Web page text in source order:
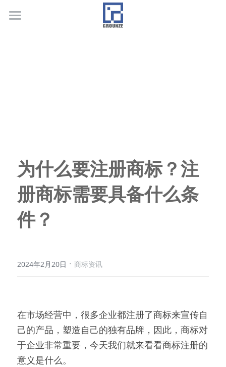
行业新闻
为什么要注册商标？注
册商标需要具备什么条
件？
2024年2月20日 · 商标资讯
在市场经营中，很多企业都注册了商标来宣传自
己的产品，塑造自己的独有品牌，因此，商标对
于企业非常重要，今天我们就来看看商标注册的
意义是什么。